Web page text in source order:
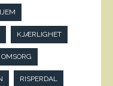
KJÆRLIGHET
OMSORG
RISPERDAL